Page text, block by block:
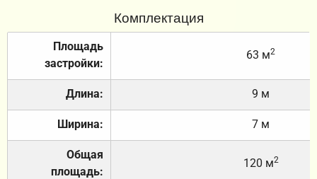
Комплектация
Площадь
застройки:
63 м2
Длина: 9 м
Ширина: 7 м
Общая
площадь:
120 м2